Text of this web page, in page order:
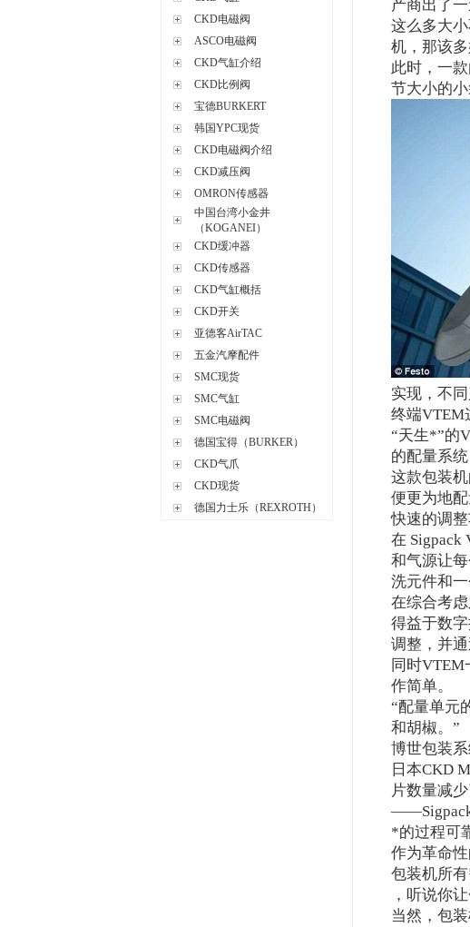
CKD电磁阀
ASCO电磁阀
CKD气缸介绍
CKD比例阀
宝德BURKERT
韩国YPC现货
CKD电磁阀介绍
CKD减压阀
OMRON传感器
中国台湾小金井
（KOGANEI）
CKD缓冲器
CKD传感器
CKD气缸概括
CKD开关
亚德客AirTAC
五金汽摩配件
SMC现货
SMC气缸
SMC电磁阀
德国宝得（BURKER）
CKD气爪
CKD现货
德国力士乐（REXROTH）
产商出了一
这么多大
机，那该多
此时，一
节大小的
实现，不
终端VTEM
“天生*”的
的配量系统
这款包装
便更为地配
快速的调整
在 Sigpack
和气源让
洗元件和
在综合考
得益于数
调整，并
同时
作简单。
“配量单元
和胡椒。”
博世包装
日本CKD
片数量减
——Sigpack
*的过程可
作为革命
包装机所有
，听说你
当然，包